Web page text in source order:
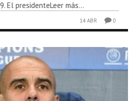
El presidenteLeer más...
14 ABR 0